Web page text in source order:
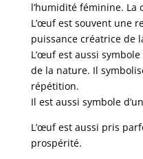
l’humidité féminine.
L’œuf est souvent une
puissance créatrice de
L’œuf est aussi
de la nature. Il
répétition.
Il est aussi symbole
L’œuf est aussi pris
prospérité.